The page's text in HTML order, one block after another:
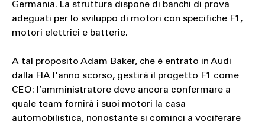
Germania. La struttura dispone di banchi di prova
adeguati per lo sviluppo di motori con specifiche F1,
motori elettrici e batterie.
A tal proposito Adam Baker, che è entrato in Audi
dalla FIA l'anno scorso, gestirà il progetto F1 come
CEO: l’amministratore deve ancora confermare a
quale team fornirà i suoi motori la casa
automobilistica, nonostante si cominci a vociferare